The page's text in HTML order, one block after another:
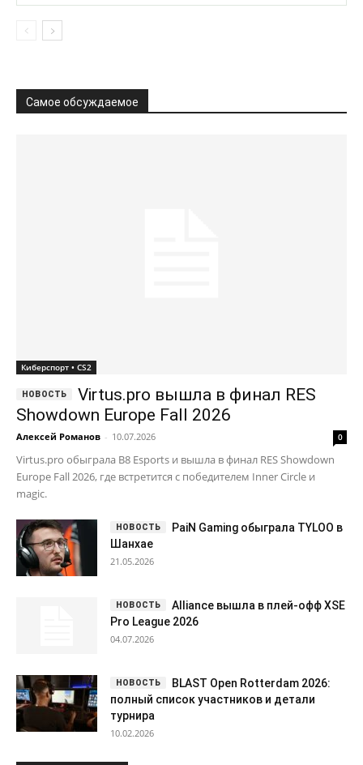
Самое обсуждаемое
Киберспорт • CS2
Virtus.pro вышла в финал RES
Showdown Europe Fall 2026
Алексей Романов - 10.07.2026 0
Virtus.pro обыграла B8 Esports и вышла в финал RES Showdown
Europe Fall 2026, где встретится с победителем Inner Circle и
magic.
PaiN Gaming обыграла TYLOO в
Шанхае
21.05.2026
Alliance вышла в плей-офф XSE
Pro League 2026
04.07.2026
BLAST Open Rotterdam 2026:
полный список участников и детали
турнира
10.02.2026